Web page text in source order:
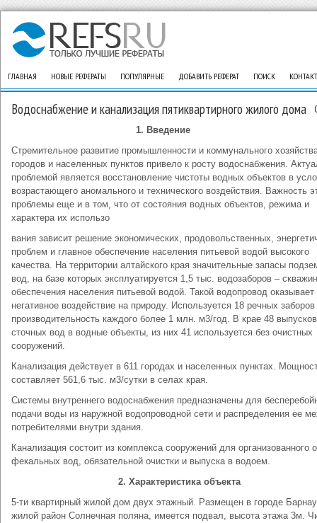
ГЛАВНАЯ НОВЫЕ РЕФЕРАТЫ ПОПУЛЯРНЫЕ ДОБАВИТЬ РЕФЕРАТ ПОИСК
Водоснабжение и канализация пятиквартирного жилого дома
1. Введение
Стремительное развитие промышленности и коммунального
городов и населенных пунктов привело к росту водоснабжения.
проблемой является восстановление чистоты водных объектов в
возрастающего аномального и технического воздействия. Важность
проблемы еще и в том, что от состояния водных объектов, режима и
характера их использо
вания зависит решение экономических, продовольственных,
проблем и главное обеспечение населения питьевой водой высокого
качества. На территории алтайского края значительные запасы
вод, на базе которых эксплуатируется 1,5 тыс. водозаборов –
обеспечения населения питьевой водой. Такой водопровод оказывает
негативное воздействие на природу. Используется 18 речных
производительность каждого более 1 млн. м3/год. В крае 48 выпусков
сточных вод в водные объекты, из них 41 используется без очистных
сооружений.
Канализация действует в 611 городах и населенных пунктах.
составляет 561,6 тыс. м3/сутки в селах края.
Системы внутреннего водоснабжения предназначены для
подачи воды из наружной водопроводной сети и распределения ее
потребителями внутри здания.
Канализация состоит из комплекса сооружений для организованного
фекальных вод, обязательной очистки и выпуска в водоем.
2. Характеристика объекта
5-ти квартирный жилой дом двух этажный. Размещен в городе
жилой район Солнечная поляна, имеется подвал, высота этажа 3м.